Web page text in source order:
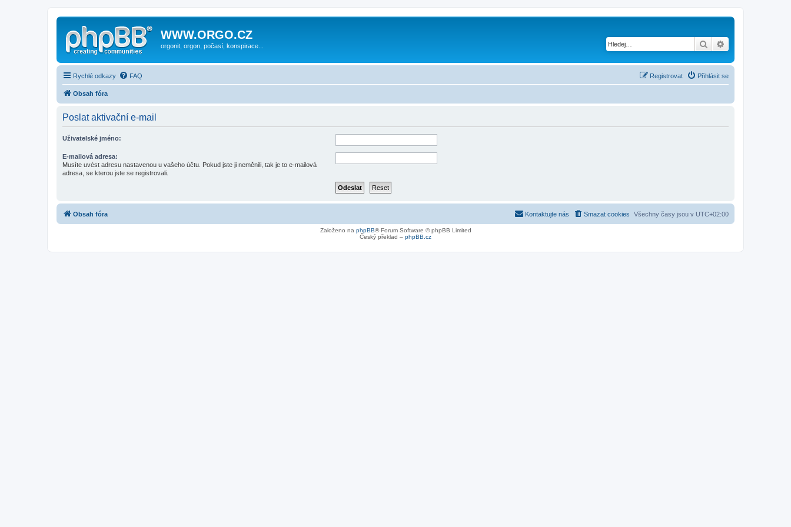
WWW.ORGO.CZ
orgonit, orgon, počasí, konspirace... Hledat
Rychlé odkazy FAQ Přihlásit se
Registrovat
Obsah fóra
Poslat aktivační e-mail
Uživatelské jméno:
E-mailová adresa:
Musíte uvést adresu nastavenou u vašeho účtu. Pokud jste ji neměnili, tak je to e-mailová
adresa, se kterou jste se registrovali.
Obsah fóra Všechny časy jsou v UTC+02:00
Smazat cookies
Kontaktujte nás
Založeno na phpBB® Forum Software © phpBB Limited
Český překlad – phpBB.cz